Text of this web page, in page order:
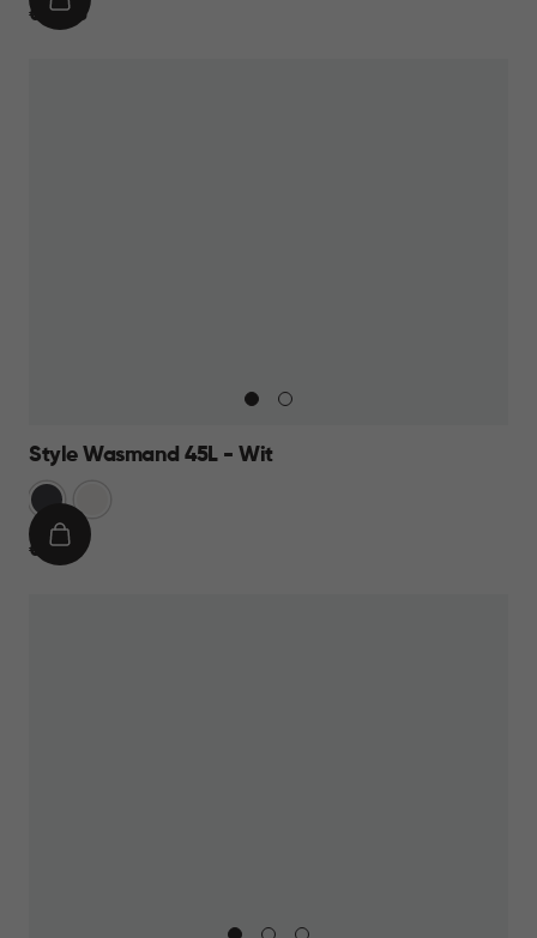
€
€ 14,95
IN
Style Wasmand 45L - Wit
Grijs
€
€ 19,95
IN